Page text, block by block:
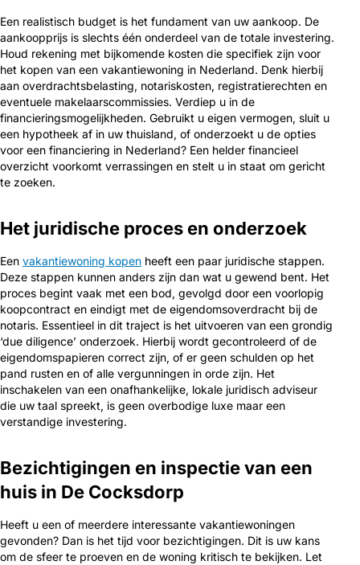
Een realistisch budget is het fundament van uw aankoop. De
aankoopprijs is slechts één onderdeel van de totale investering.
Houd rekening met bijkomende kosten die specifiek zijn voor
het kopen van een vakantiewoning in Nederland. Denk hierbij
aan overdrachtsbelasting, notariskosten, registratierechten en
eventuele makelaarscommissies. Verdiep u in de
financieringsmogelijkheden. Gebruikt u eigen vermogen, sluit u
een hypotheek af in uw thuisland, of onderzoekt u de opties
voor een financiering in Nederland? Een helder financieel
overzicht voorkomt verrassingen en stelt u in staat om gericht
te zoeken.
Het juridische proces en onderzoek
Een vakantiewoning kopen heeft een paar juridische stappen.
Deze stappen kunnen anders zijn dan wat u gewend bent. Het
proces begint vaak met een bod, gevolgd door een voorlopig
koopcontract en eindigt met de eigendomsoverdracht bij de
notaris. Essentieel in dit traject is het uitvoeren van een grondig
‘due diligence’ onderzoek. Hierbij wordt gecontroleerd of de
eigendomspapieren correct zijn, of er geen schulden op het
pand rusten en of alle vergunningen in orde zijn. Het
inschakelen van een onafhankelijke, lokale juridisch adviseur
die uw taal spreekt, is geen overbodige luxe maar een
verstandige investering.
Bezichtigingen en inspectie van een
huis in De Cocksdorp
Heeft u een of meerdere interessante vakantiewoningen
gevonden? Dan is het tijd voor bezichtigingen. Dit is uw kans
om de sfeer te proeven en de woning kritisch te bekijken. Let